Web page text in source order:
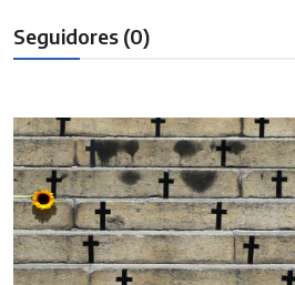
Seguidores (0)